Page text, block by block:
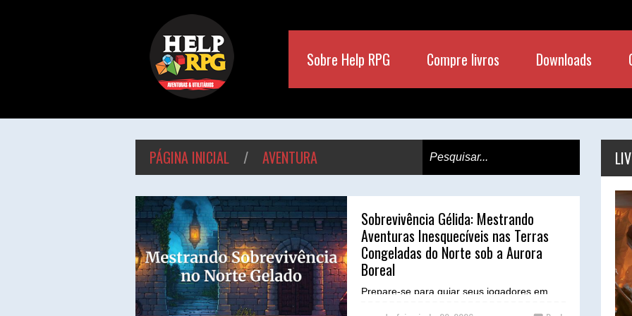
Sobre Help RPG Compre livros Downloads
PÁGINA INICIAL / AVENTURA
Sobrevivência Gélida: Mestrando
Aventuras Inesquecíveis nas Terras
Congeladas do Norte sob a Aurora
Boreal
Prepare-se para guiar seus jogadores em